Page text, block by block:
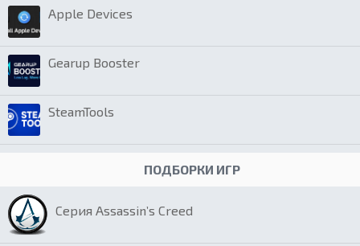
Apple Devices
Gearup Booster
SteamTools
ПОДБОРКИ ИГР
Серия Assassin’s Creed